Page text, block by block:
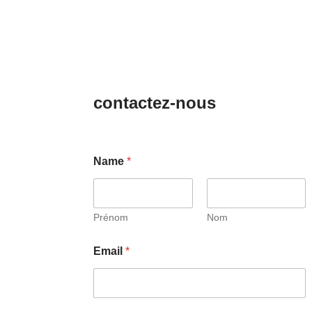
contactez-nous
Name*
Prénom Nom
Email*